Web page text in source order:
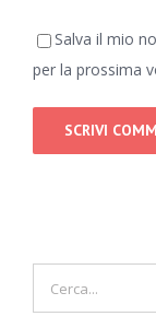
Salva il mio
per la prossima
per: